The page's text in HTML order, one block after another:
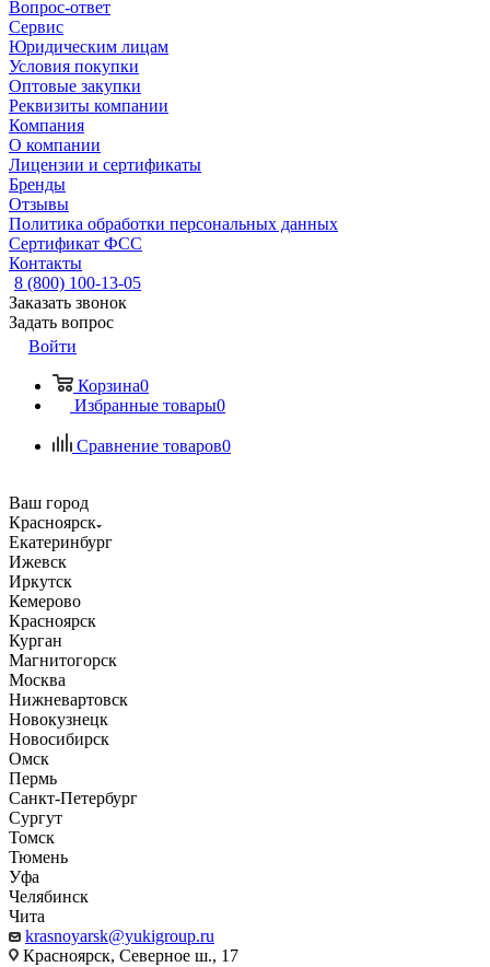
Вопрос-ответ
Сервис
Юридическим лицам
Условия покупки
Оптовые закупки
Реквизиты компании
Компания
О компании
Лицензии и сертификаты
Бренды
Отзывы
Политика обработки персональных данных
Сертификат ФСС
Контакты
8 (800) 100-13-05
Заказать звонок
Задать вопрос
Войти
Корзина0
Избранные товары0
Сравнение товаров0
Ваш город
Красноярск
Екатеринбург
Ижевск
Иркутск
Кемерово
Красноярск
Курган
Магнитогорск
Москва
Нижневартовск
Новокузнецк
Новосибирск
Омск
Пермь
Санкт-Петербург
Сургут
Томск
Тюмень
Уфа
Челябинск
Чита
krasnoyarsk@yukigroup.ru
Красноярск, Северное ш., 17